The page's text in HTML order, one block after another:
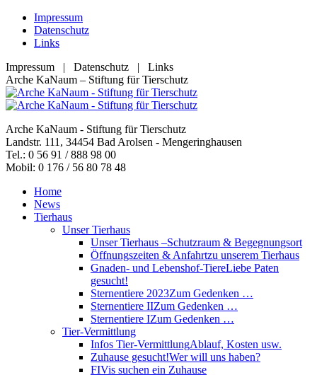
Zum
Inhalt
springen
Impressum
Datenschutz
Links
Impressum | Datenschutz | Links
Facebook
page
opens
new
window
YouTube
page
opens
new
window
RSS
page
opens
new
window
E-
Mail
page
in
new
window
Arche KaNaum – Stiftung für Tierschutz
Arche KaNaum - Stiftung für Tierschutz
Landstr. 111, 34454 Bad Arolsen - Mengeringhausen
Tel.: 0 56 91 / 888 98 00
Mobil: 0 176 / 56 80 78 48
Home
News
Tierhaus
Unser Tierhaus
Unser Tierhaus –Schutzraum & Begegnungsort
Öffnungszeiten & Anfahrtzu unserem Tierhaus
Gnaden- und Lebenshof-TiereLiebe Paten
gesucht!
Sternentiere 2023Zum Gedenken …
Sternentiere IIZum Gedenken …
Sternentiere IZum Gedenken …
Tier-Vermittlung
Infos Tier-VermittlungAblauf, Kosten usw.
Zuhause gesucht!Wer will uns haben?
FIVis suchen ein Zuhause